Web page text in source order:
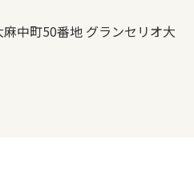
中町50番地 グランセリオ大